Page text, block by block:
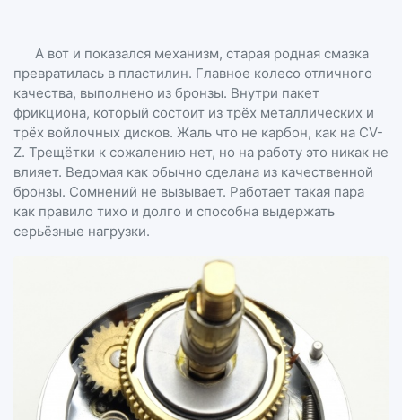
А вот и показался механизм, старая родная смазка
превратилась в пластилин. Главное колесо отличного
качества, выполнено из бронзы. Внутри пакет
фрикциона, который состоит из трёх металлических и
трёх войлочных дисков. Жаль что не карбон, как на СV-
Z. Трещётки к сожалению нет, но на работу это никак не
влияет. Ведомая как обычно сделана из качественной
бронзы. Сомнений не вызывает. Работает такая пара
как правило тихо и долго и способна выдержать
серьёзные нагрузки.